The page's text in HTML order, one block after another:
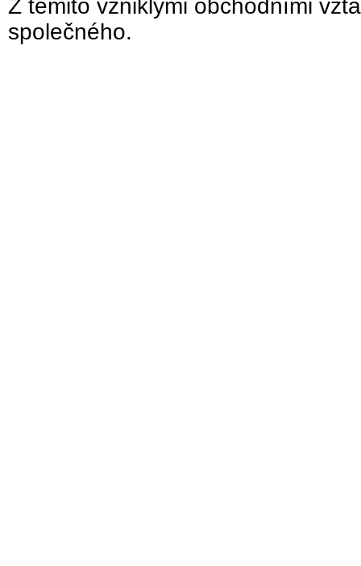
Z těmito vzniklými obchodními
společného.